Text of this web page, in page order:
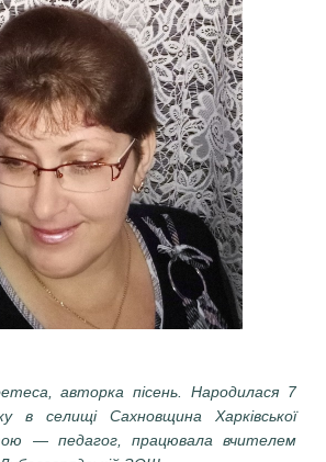
авторка пісень. Народилася 7
в селищі Сахновщина Харківської
— педагог, працювала вчителем